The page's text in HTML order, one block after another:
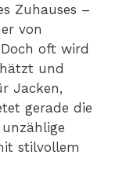
Zuhauses –
von
oft wird
und
Jacken,
gerade die
stilvollem